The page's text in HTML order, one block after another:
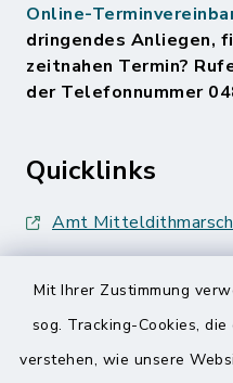
Mit Ihrer Zustimmung
sog. Tracking-Cookies,
verstehen, wie unsere
Online-
dringendes Anliegen,
zeitnahen Termin?
der Telefonnummer
Quicklinks
Amt
Nationalpark